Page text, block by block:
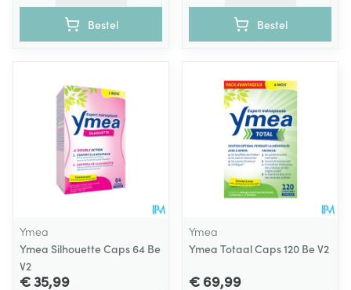
Bestel Bestel
Ymea
Ymea Silhouette Caps 64 Be
V2
€ 35,99
Ymea
Ymea Totaal Caps 120 Be V2
€ 69,99